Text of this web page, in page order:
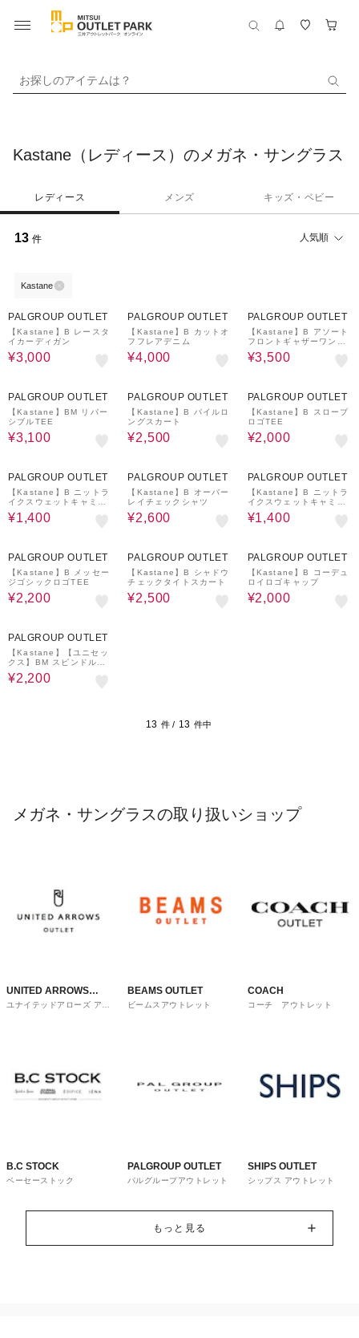
お探しのアイテムは？
Kastane（レディース）のメガネ・サングラス
レディース メンズ キッズ・ベビー
13 件 人気順
Kastane
PALGROUP OUTLET
【Kastane】B レースタ
イカーディガン
¥3,000
PALGROUP OUTLET
【Kastane】B カットオ
フフレアデニム
¥4,000
PALGROUP OUTLET
【Kastane】B アソート
フロントギャザーワンピ
ース
¥3,500
PALGROUP OUTLET
【Kastane】BM リバー
シブルTEE
¥3,100
PALGROUP OUTLET
【Kastane】B パイルロ
ングスカート
¥2,500
PALGROUP OUTLET
【Kastane】B スロープ
ロゴTEE
¥2,000
PALGROUP OUTLET
【Kastane】B ニットラ
イクスウェットキャミワ
ンピース
¥1,400
PALGROUP OUTLET
【Kastane】B オーバー
レイチェックシャツ
¥2,600
PALGROUP OUTLET
【Kastane】B ニットラ
イクスウェットキャミワ
ンピース
¥1,400
PALGROUP OUTLET
【Kastane】B メッセー
ジゴシックロゴTEE
¥2,200
PALGROUP OUTLET
【Kastane】B シャドウ
チェックタイトスカート
¥2,500
PALGROUP OUTLET
【Kastane】B コーデュ
ロイロゴキャップ
¥2,000
PALGROUP OUTLET
【Kastane】【ユニセッ
クス】BM スピンドルTE
E
¥2,200
13 件 / 13 件中
メガネ・サングラスの取り扱いショップ
UNITED ARROWS
OUTLET
ユナイテッドアローズ アウ
BEAMS OUTLET
ビームスアウトレット
COACH
コーチ アウトレット
B.C STOCK
ベーセーストック
PALGROUP OUTLET
パルグループアウトレット
SHIPS OUTLET
シップス アウトレット
もっと見る